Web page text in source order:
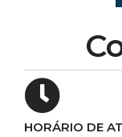
HORÁRIO DE